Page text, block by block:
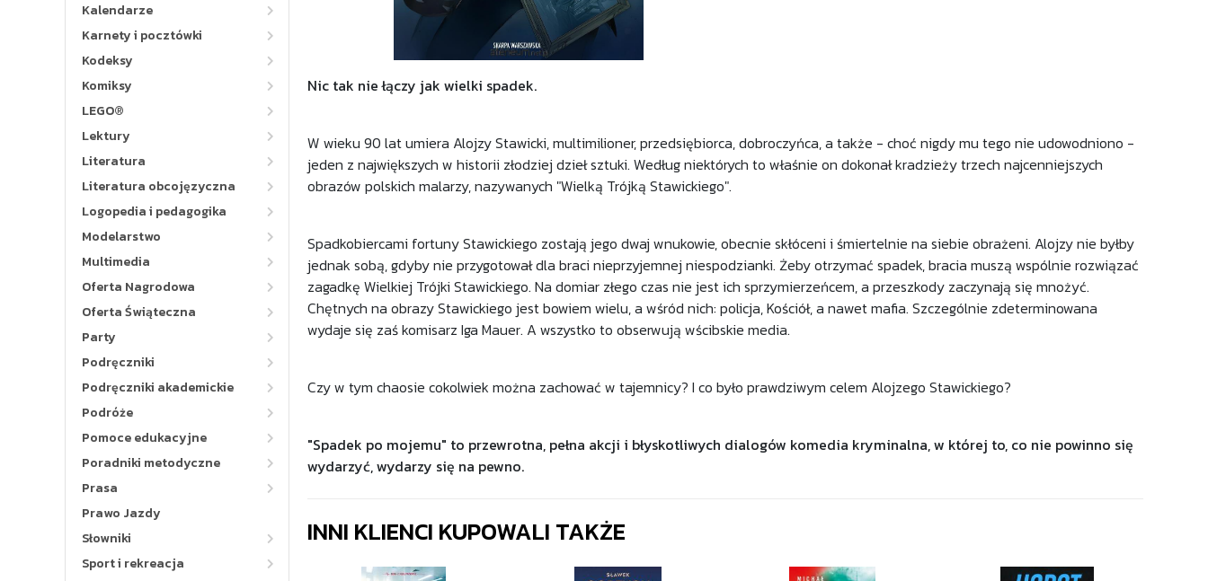
Kalendarze
Karnety i pocztówki
Kodeksy
Komiksy
LEGO®
Lektury
Literatura
Literatura obcojęzyczna
Logopedia i pedagogika
Modelarstwo
Multimedia
Oferta Nagrodowa
Oferta Świąteczna
Party
Podręczniki
Podręczniki akademickie
Podróże
Pomoce edukacyjne
Poradniki metodyczne
Prasa
Prawo Jazdy
Słowniki
Sport i rekreacja
Nic tak nie łączy jak wielki spadek.
W wieku 90 lat umiera Alojzy Stawicki, multimilioner, przedsiębiorca, dobroczyńca, a także - choć nigdy mu tego nie udowodniono -
jeden z największych w historii złodziej dzieł sztuki. Według niektórych to właśnie on dokonał kradzieży trzech najcenniejszych
obrazów polskich malarzy, nazywanych "Wielką Trójką Stawickiego".
Spadkobiercami fortuny Stawickiego zostają jego dwaj wnukowie, obecnie skłóceni i śmiertelnie na siebie obrażeni. Alojzy nie byłby
jednak sobą, gdyby nie przygotował dla braci nieprzyjemnej niespodzianki. Żeby otrzymać spadek, bracia muszą wspólnie rozwiązać
zagadkę Wielkiej Trójki Stawickiego. Na domiar złego czas nie jest ich sprzymierzeńcem, a przeszkody zaczynają się mnożyć.
Chętnych na obrazy Stawickiego jest bowiem wielu, a wśród nich: policja, Kościół, a nawet mafia. Szczególnie zdeterminowana
wydaje się zaś komisarz Iga Mauer. A wszystko to obserwują wścibskie media.
Czy w tym chaosie cokolwiek można zachować w tajemnicy? I co było prawdziwym celem Alojzego Stawickiego?
"Spadek po mojemu" to przewrotna, pełna akcji i błyskotliwych dialogów komedia kryminalna, w której to, co nie powinno się
wydarzyć, wydarzy się na pewno.
INNI KLIENCI KUPOWALI TAKŻE